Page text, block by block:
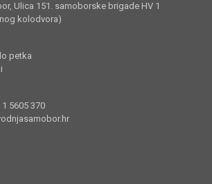
Ulica 151. samoborske brigade HV 1
kolodvora)
petka
5605 370